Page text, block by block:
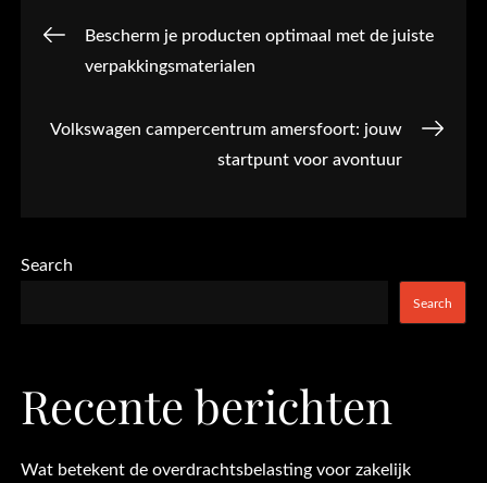
PostBescherm je producten optimaal met de juiste
verpakkingsmaterialen
Volkswagen campercentrum amersfoort: jouw
startpunt voor avontuur
Search
Search
Recente berichten
Wat betekent de overdrachtsbelasting voor zakelijk